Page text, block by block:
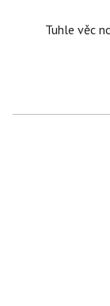
Tuhle věc